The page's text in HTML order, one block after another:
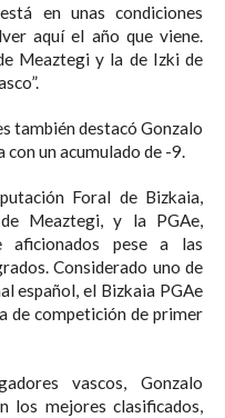
en unas condiciones
aquí el año que viene.
Meaztegi y la de Izki de
también destacó Gonzalo
con un acumulado de -9.
Foral de Bizkaia,
Meaztegi, y la PGAe,
pese a las
Considerado uno de
español, el Bizkaia PGAe
de competición de primer
vascos, Gonzalo
los mejores clasificados,